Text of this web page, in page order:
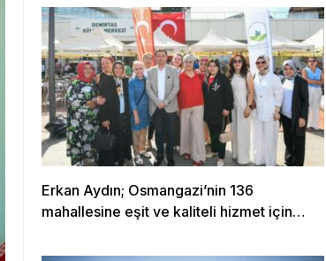
Erkan Aydın; Osmangazi’nin 136
mahallesine eşit ve kaliteli hizmet için